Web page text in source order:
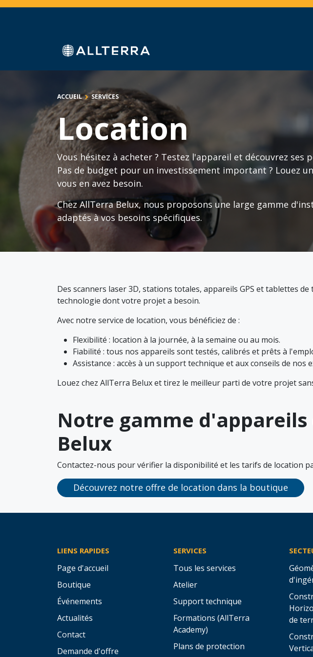
Se rendre au contenu
ACCUEIL SERVICES
Location
Vous hésitez à acheter ? Testez l'appareil et découvrez ses
Pas de budget pour un investissement important ? Louez
vous en avez besoin.
Chez AllTerra Belux, nous proposons une large gamme
adaptés à vos besoins spécifiques.
Des scanners laser 3D, stations totales, appareils GPS et tablettes
technologie dont votre projet a besoin.
Avec notre service de location, vous bénéficiez de :
Flexibilité : location à la journée, à la semaine ou au mois.
Fiabilité : tous nos appareils sont testés, calibrés et prêts à
Assistance : accès à un support technique et aux conseils de nos
Louez chez AllTerra Belux et tirez le meilleur parti de votre projet
Notre gamme
Belux
Contactez-nous pour vérifier la disponibilité et les tarifs de location
Découvrez notre offre de location dans la boutique
LIENS RAPIDES
Page d'accueil
Boutique
Événements
Actualités
Contact
Demande d'offre
SERVICES
Tous les services
Atelier
Support technique
Formations (AllTerra
Academy)
Plans de protection
de